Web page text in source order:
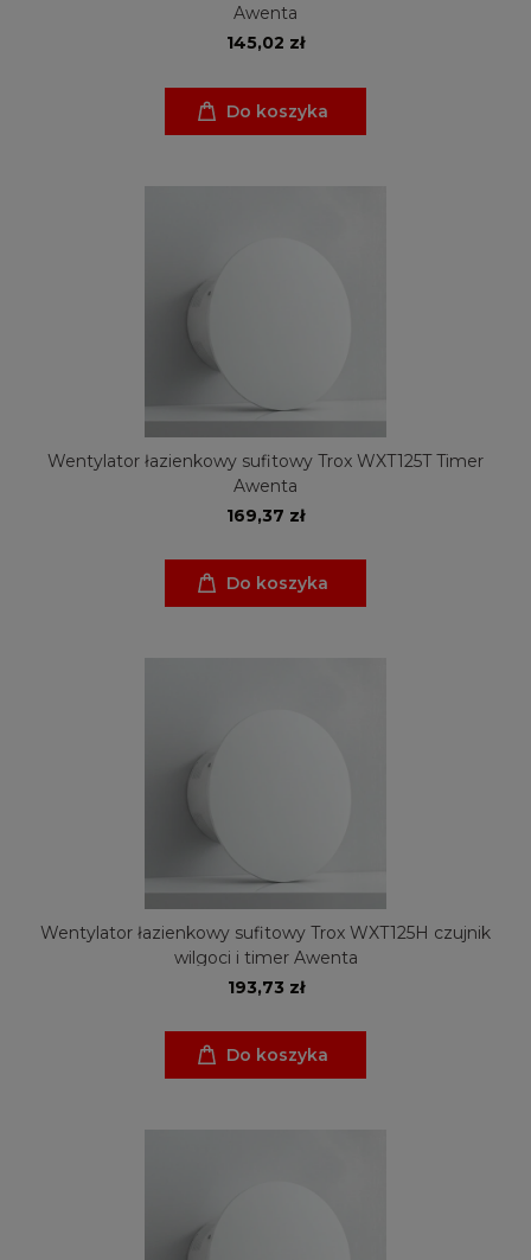
Awenta
145,02 zł
Do koszyka
Wentylator łazienkowy sufitowy Trox WXT125T Timer
Awenta
169,37 zł
Do koszyka
Wentylator łazienkowy sufitowy Trox WXT125H czujnik
wilgoci i timer Awenta
193,73 zł
Do koszyka